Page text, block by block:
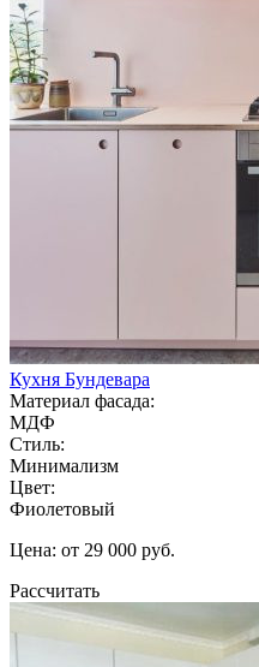
Кухня Бундевара
Материал фасада:
МДФ
Стиль:
Минимализм
Цвет:
Фиолетовый
Цена: от 29 000 руб.
Рассчитать